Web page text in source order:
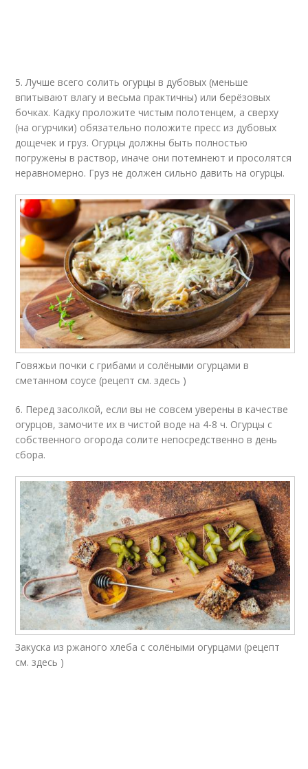
5. Лучше всего солить огурцы в дубовых (меньше
впитывают влагу и весьма практичны) или берёзовых
бочках. Кадку проложите чистым полотенцем, а сверху
(на огурчики) обязательно положите пресс из дубовых
дощечек и груз. Огурцы должны быть полностью
погружены в раствор, иначе они потемнеют и просолятся
неравномерно. Груз не должен сильно давить на огурцы.
Говяжьи почки с грибами и солёными огурцами в
сметанном соусе (рецепт см. здесь )
6. Перед засолкой, если вы не совсем уверены в качестве
огурцов, замочите их в чистой воде на 4-8 ч. Огурцы с
собственного огорода солите непосредственно в день
сбора.
Закуска из ржаного хлеба с солёными огурцами (рецепт
см. здесь )